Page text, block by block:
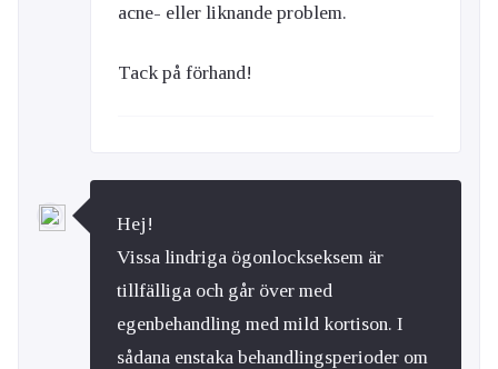
acne- eller liknande problem.
Tack på förhand!
Hej!
Vissa lindriga ögonlockseksem är
tillfälliga och går över med
egenbehandling med mild kortison. I
sådana enstaka behandlingsperioder om